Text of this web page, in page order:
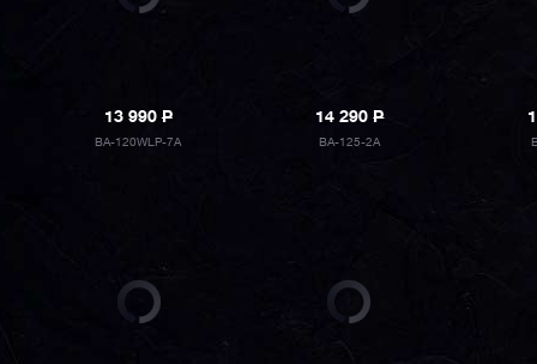
13 990P
BA-120WLP-7A
14 290P
BA-125-2A